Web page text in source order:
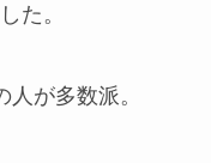
た。
が多数派。